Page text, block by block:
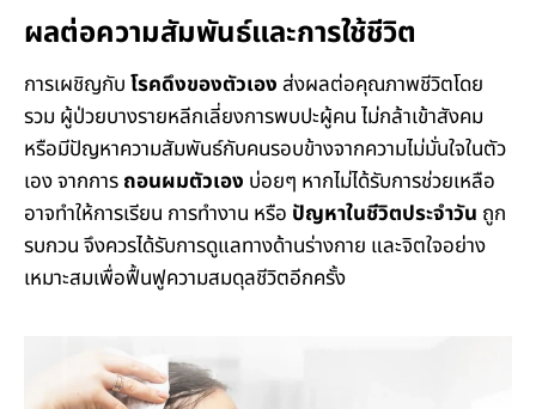
ผลต่อความสัมพันธ์และการใช้ชีวิต
การเผชิญกับโรคดึงของตัวเองส่งผลต่อคุณภาพชีวิตโดย
รวม ผู้ป่วยบางรายหลีกเลี่ยงการพบปะผู้คน ไม่กล้าเข้าสังคม
หรือมีปัญหาความสัมพันธ์กับคนรอบข้างจากความไม่มั่นใจในตัว
เอง จากการถอนผมตัวเอง บ่อยๆ หากไม่ได้รับการช่วยเหลือ
อาจทำให้การเรียน การทำงาน หรือ ปัญหาในชีวิตประจำวัน ถูก
รบกวน จึงควรได้รับการดูแลทางด้านร่างกาย และจิตใจอย่าง
เหมาะสมเพื่อฟื้นฟูความสมดุลชีวิตอีกครั้ง